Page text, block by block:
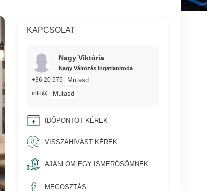
KAPCSOLAT
Nagy Viktória
Nagy Változás Ingatlaniroda
+36 20 575 Mutasd
info@ Mutasd
IDŐPONTOT KÉREK
VISSZAHÍVÁST KÉREK
AJÁNLOM EGY ISMERŐSÖMNEK
MEGOSZTÁS